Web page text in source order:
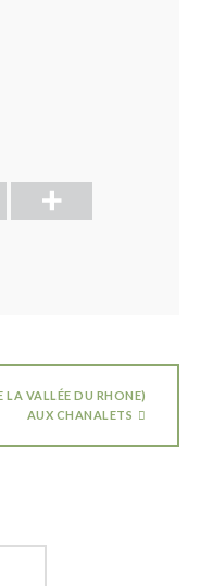
LA VALLÉE DU RHONE)
AUX CHANALETS